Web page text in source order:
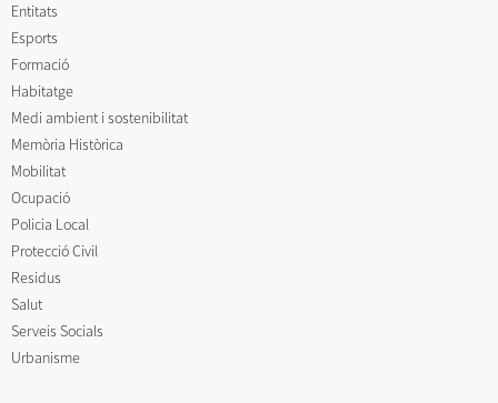
Entitats
Esports
Formació
Habitatge
Medi ambient i sostenibilitat
Memòria Històrica
Mobilitat
Ocupació
Policia Local
Protecció Civil
Residus
Salut
Serveis Socials
Urbanisme